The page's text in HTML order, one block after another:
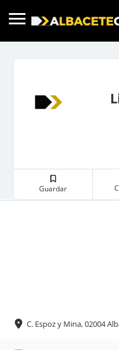
Guardar
C. Espoz y Mina, 02004